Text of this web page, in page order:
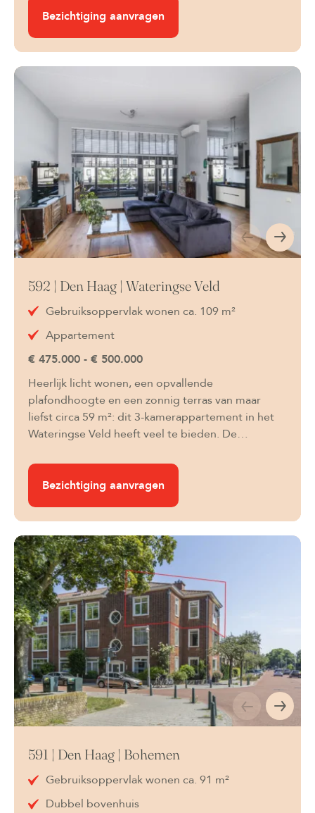
Bezichtiging aanvragen
592 | Den Haag | Wateringse Veld
Gebruiksoppervlak wonen ca. 109 m²
Appartement
€ 475.000 - € 500.000
Heerlijk licht wonen, een opvallende
plafondhoogte en een zonnig terras van maar
liefst circa 59 m²: dit 3-kamerappartement in het
Wateringse Veld heeft veel te bieden. De…
Bezichtiging aanvragen
591 | Den Haag | Bohemen
Gebruiksoppervlak wonen ca. 91 m²
Dubbel bovenhuis